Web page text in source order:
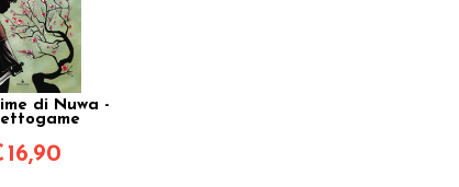
di Nuwa -
16,90